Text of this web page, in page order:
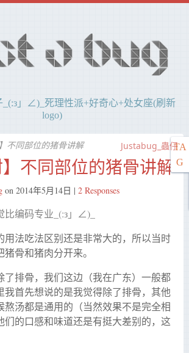
」∠)_死理性派+好奇心+处女座(刷新
logo)
TA
G
Justabug_蟲仔
】不同部位的猪骨讲解
】不同部位的猪骨讲解
on 2014年5月14日 | 2 Responses
编码专业_(:з」∠)_
用法吃法区别还是非常大的，所以当时
骨和猪肉分开来。
了排骨，我们这边（我在广东）一般都
我首先想说的是我觉得除了排骨，其他
熬汤都是通用的（当然效果不是完全相
们的口感和味道还是有挺大差别的，这